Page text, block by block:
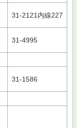
31-2121内線227
31-4995
31-1586